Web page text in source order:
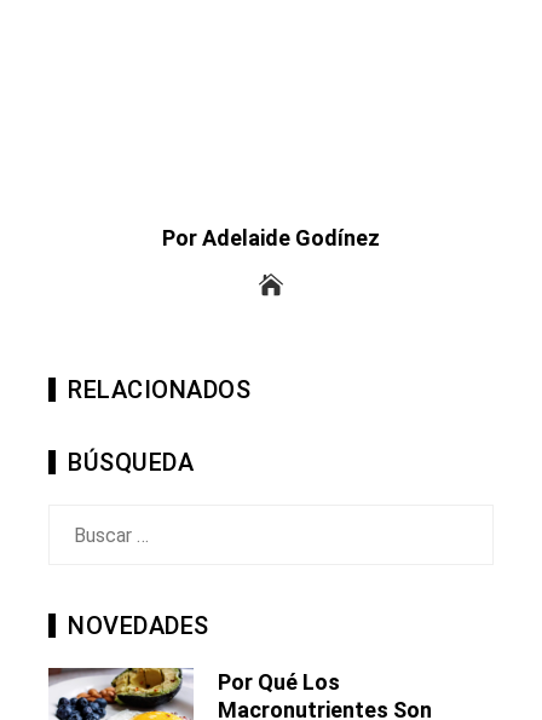
Por Adelaide Godínez
RELACIONADOS
BÚSQUEDA
NOVEDADES
Por Qué Los
Macronutrientes Son